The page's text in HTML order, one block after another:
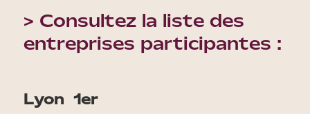
> Consultez la liste des
entreprises participantes :
Lyon 1er